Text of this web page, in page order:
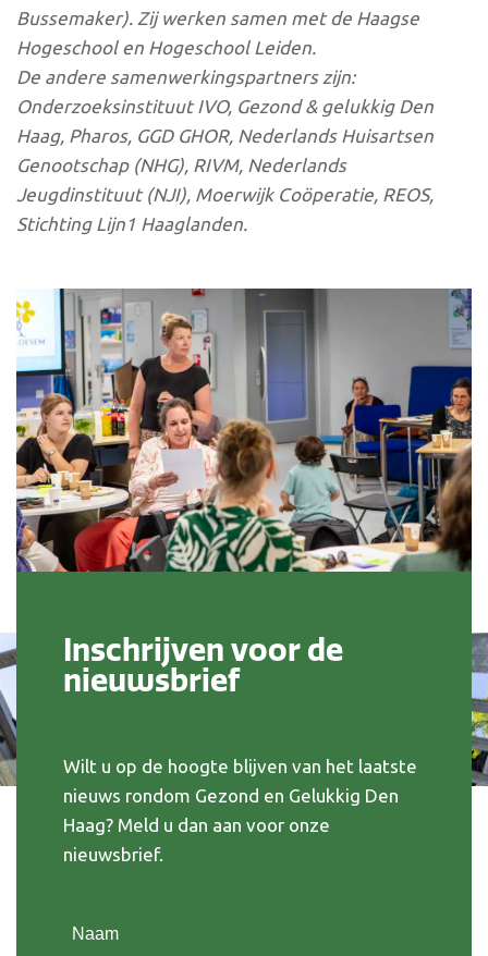
Bussemaker). Zij werken samen met de Haagse
Hogeschool en Hogeschool Leiden.
De andere samenwerkingspartners zijn:
Onderzoeksinstituut IVO, Gezond & gelukkig Den
Haag, Pharos, GGD GHOR, Nederlands Huisartsen
Genootschap (NHG), RIVM, Nederlands
Jeugdinstituut (NJI), Moerwijk Coöperatie, REOS,
Stichting Lijn1 Haaglanden.
Inschrijven voor de
nieuwsbrief
Wilt u op de hoogte blijven van het laatste
nieuws rondom Gezond en Gelukkig Den
Haag? Meld u dan aan voor onze
nieuwsbrief.